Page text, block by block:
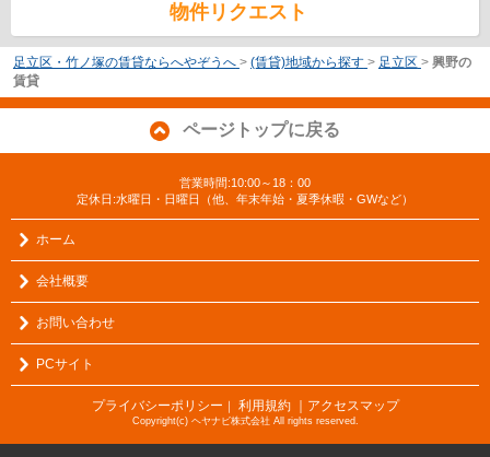
物件リクエスト
足立区・竹ノ塚の賃貸ならへやぞうへ > (賃貸)地域から探す > 足立区 > 興野の
賃貸
ページトップに戻る
営業時間:10:00～18：00
定休日:水曜日・日曜日（他、年末年始・夏季休暇・GWなど）
ホーム
会社概要
お問い合わせ
PCサイト
プライバシーポリシー 利用規約 ｜アクセスマップ
Copyright(c) ヘヤナビ株式会社 All rights reserved.